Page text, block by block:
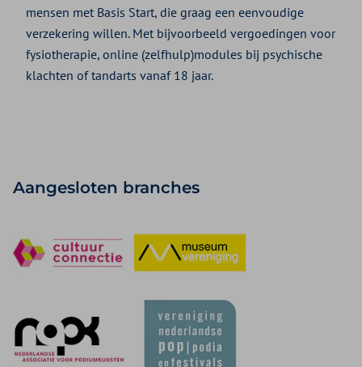
mensen met Basis Start, die graag een eenvoudige
verzekering willen. Met bijvoorbeeld vergoedingen voor
fysiotherapie, online (zelfhulp)modules bij psychische
klachten of tandarts vanaf 18 jaar.
Aangesloten branches